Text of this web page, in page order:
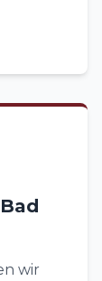
wir